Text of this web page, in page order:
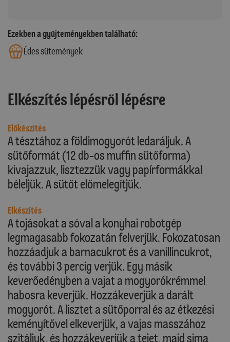
Ezekben a gyűjteményekben található:
Édes sütemények
Elkészítés lépésről lépésre
Előkészítés
A tésztához a földimogyorót ledaráljuk. A
sütőformát (12 db-os muffin sütőforma)
kivajazzuk, lisztezzük vagy papírformákkal
béleljük. A sütőt előmelegítjük.
Elkészítés
A tojásokat a sóval a konyhai robotgép
legmagasabb fokozatán felverjük. Fokozatosan
hozzáadjuk a barnacukrot és a vanillincukrot,
és további 3 percig verjük. Egy másik
keverőedényben a vajat a mogyorókrémmel
habosra keverjük. Hozzákeverjük a darált
mogyorót. A lisztet a sütőporral és az étkezési
keményítővel elkeverjük, a vajas masszához
szitáljuk, és hozzákeverjük a tejet, majd sima